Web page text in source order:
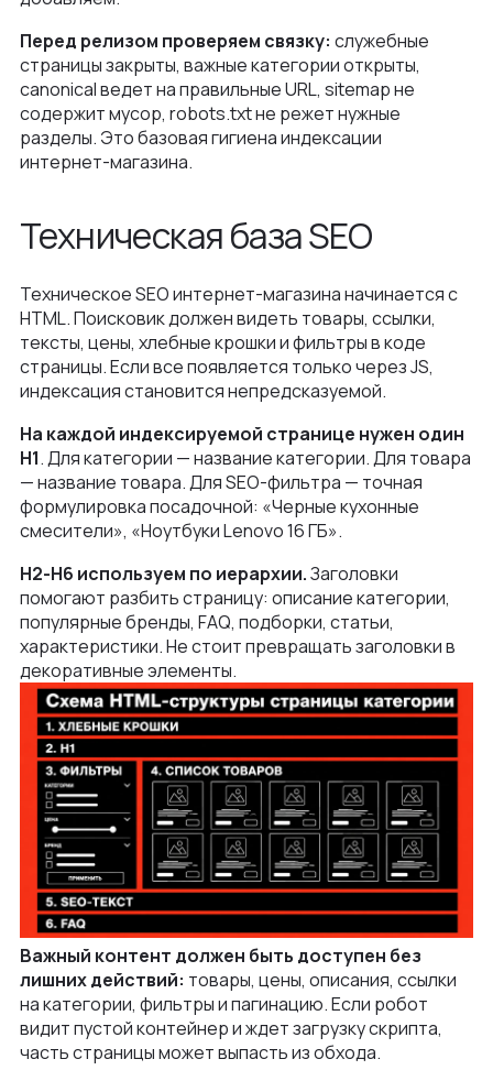
Перед релизом проверяем связку: служебные
страницы закрыты, важные категории открыты,
canonical ведет на правильные URL, sitemap не
содержит мусор, robots.txt не режет нужные
разделы. Это базовая гигиена индексации
интернет-магазина.
Техническая база SEO
Техническое SEO интернет-магазина начинается с
HTML. Поисковик должен видеть товары, ссылки,
тексты, цены, хлебные крошки и фильтры в коде
страницы. Если все появляется только через JS,
индексация становится непредсказуемой.
На каждой индексируемой странице нужен один
H1. Для категории — название категории. Для товара
— название товара. Для SEO-фильтра — точная
формулировка посадочной: «Черные кухонные
смесители», «Ноутбуки Lenovo 16 ГБ».
H2-H6 используем по иерархии.Заголовки
помогают разбить страницу: описание категории,
популярные бренды, FAQ, подборки, статьи,
характеристики. Не стоит превращать заголовки в
декоративные элементы.
Важный контент должен быть доступен без
лишних действий: товары, цены, описания, ссылки
на категории, фильтры и пагинацию. Если робот
видит пустой контейнер и ждет загрузку скрипта,
часть страницы может выпасть из обхода.